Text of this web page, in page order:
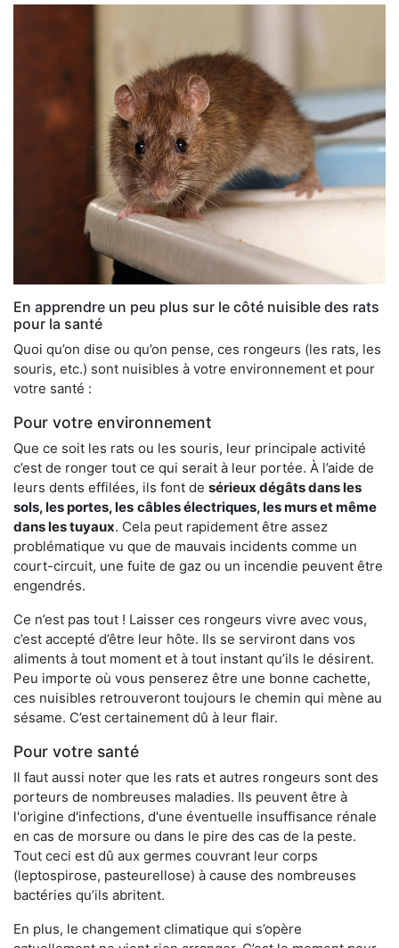
En apprendre un peu plus sur le côté nuisible des rats
pour la santé
Quoi qu’on dise ou qu’on pense, ces rongeurs (les rats, les
souris, etc.) sont nuisibles à votre environnement et pour
votre santé :
Pour votre environnement
Que ce soit les rats ou les souris, leur principale activité
c’est de ronger tout ce qui serait à leur portée. À l’aide de
leurs dents effilées, ils font de sérieux dégâts dans les
sols, les portes, les câbles électriques, les murs et même
dans les tuyaux. Cela peut rapidement être assez
problématique vu que de mauvais incidents comme un
court-circuit, une fuite de gaz ou un incendie peuvent être
engendrés.
Ce n’est pas tout ! Laisser ces rongeurs vivre avec vous,
c’est accepté d’être leur hôte. Ils se serviront dans vos
aliments à tout moment et à tout instant qu’ils le désirent.
Peu importe où vous penserez être une bonne cachette,
ces nuisibles retrouveront toujours le chemin qui mène au
sésame. C’est certainement dû à leur flair.
Pour votre santé
Il faut aussi noter que les rats et autres rongeurs sont des
porteurs de nombreuses maladies. Ils peuvent être à
l'origine d'infections, d'une éventuelle insuffisance rénale
en cas de morsure ou dans le pire des cas de la peste.
Tout ceci est dû aux germes couvrant leur corps
(leptospirose, pasteurellose) à cause des nombreuses
bactéries qu’ils abritent.
En plus, le changement climatique qui s’opère